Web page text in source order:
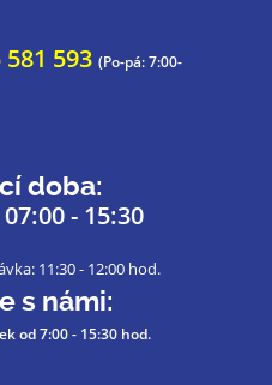
581 593 (Po-pá: 7:00-
doba:
- 15:30
11:30 - 12:00 hod.
s námi:
od 7:00 - 15:30 hod.